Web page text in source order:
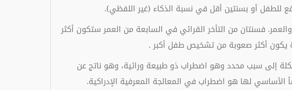
للطفل أو بسنتين أقل في نسبة الذكاء (غير اللفظي).
فسنتان من التأخر القرائي في السابعة من العمر ستكون أكثر
يكون أكثر صعوبة من تشخيص طفل أكبر .
إلى سبب محدد وهو اضطراب ذو طبيعة ورائية، وهو ناتج عن
الأساسي لها هو اضطراب في المعالجة المعرفية الإدراكية.